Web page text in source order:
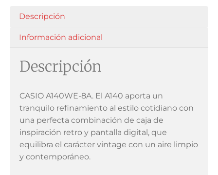
Descripción
Información adicional
Descripción
CASIO A140WE-8A. El A140 aporta un
tranquilo refinamiento al estilo cotidiano con
una perfecta combinación de caja de
inspiración retro y pantalla digital, que
equilibra el carácter vintage con un aire limpio
y contemporáneo.